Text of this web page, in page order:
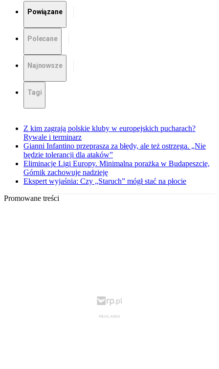
Powiązane
Polecane
Najnowsze
Tagi
Z kim zagrają polskie kluby w europejskich pucharach?
Rywale i terminarz
Gianni Infantino przeprasza za błędy, ale też ostrzega. „Nie
będzie tolerancji dla ataków”
Eliminacje Ligi Europy. Minimalna porażka w Budapeszcie,
Górnik zachowuje nadzieję
Ekspert wyjaśnia: Czy „Staruch” mógł stać na płocie
Promowane treści